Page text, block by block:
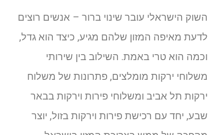
השוק הישראלי עובר שינוי ברור – אנשים רוצים
לדעת מאיפה המזון שלהם מגיע, כיצד הוא גדל,
וכמה הוא טרי באמת. השילוב בין שירותי
משלוחי ירקות מומלצים, פתרונות של משלוח
ירקות תל אביב ומשלוחי פירות וירקות בבאר
שבע, יחד עם רכישת פירות וירקות בזול, יוצר